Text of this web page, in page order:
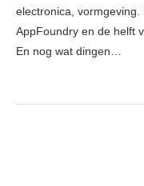
electronica,
AppFoundry en de helft
En nog wat dingen…